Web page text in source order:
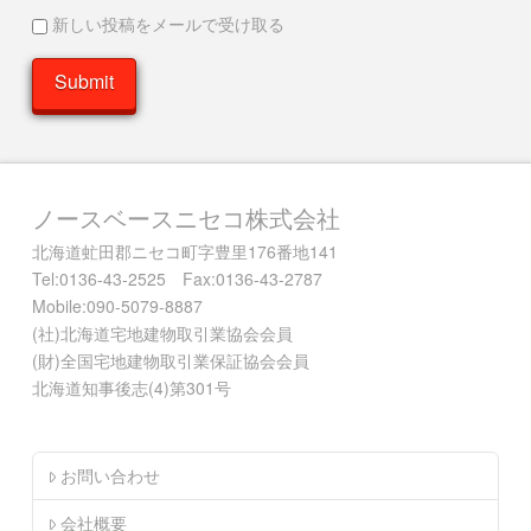
新しい投稿をメールで受け取る
ノースベースニセコ株式会社
北海道虻田郡ニセコ町字豊里176番地141
Tel:0136-43-2525 Fax:0136-43-2787
Mobile:090-5079-8887
(社)北海道宅地建物取引業協会会員
(財)全国宅地建物取引業保証協会会員
北海道知事後志(4)第301号
お問い合わせ
会社概要